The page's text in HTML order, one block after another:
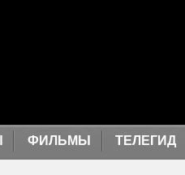
ФИЛЬМЫ ТЕЛЕГИД